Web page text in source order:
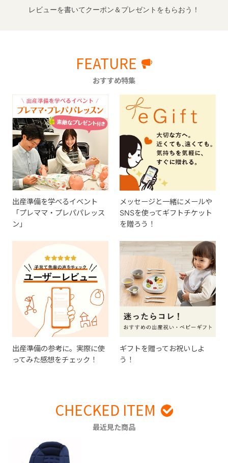
レビューを書いてクーポン＆プレゼントをもらおう！
FEATURE
おすすめ特集
出産準備を学べるイベント
「プレママ・プレパパレッス
ン」
メッセージと一緒にメールや
SNSを使ってギフトチケット
を贈ろう！
出産準備の参考に。実際に使
ってみた感想をチェック！
ギフトを贈ってお祝いしよ
う！
CHECKED ITEM
最近見た商品